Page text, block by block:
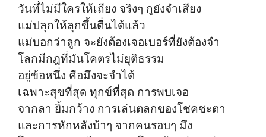
วันที่ไม่มีใครให้เถียง จริงๆ กูยังจำเสียง
แม่ปลุกให้ลุกขึ้นตื่นได้แล้ว
แม่บอกว่าลูก จะยังต้องเจอเบอร์ที่ยังต้องจำ
โลกมีกฎที่มันโคตรไม่ยุติธรรม
อยู่ข้อหนึ่ง คือมึงจะจำได้
เฉพาะสุขที่สุด ทุกข์ที่สุด การพบเจอ
จากลา ยิ้มกว้าง การเล่นตลกของโชคชะตา
และการหักหลังบ้าๆ จากคนรอบๆ มึง